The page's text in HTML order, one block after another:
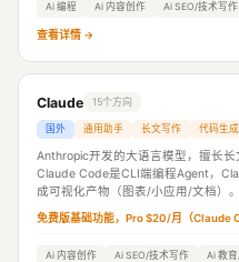
Ai 编程 Ai 内容创作 Ai SEO/技术写作
查看详情 →
Claude 15个方向
国外 通用助手 长文写作 代码生成
Anthropic开发的大语言模型，擅长长
Claude Code是CLI端编程Agent，
成可视化产物（图表/小应用/文档）。
免费版基础功能，Pro $20/月（Claude
Ai 内容创作 Ai SEO/技术写作 Ai 教育